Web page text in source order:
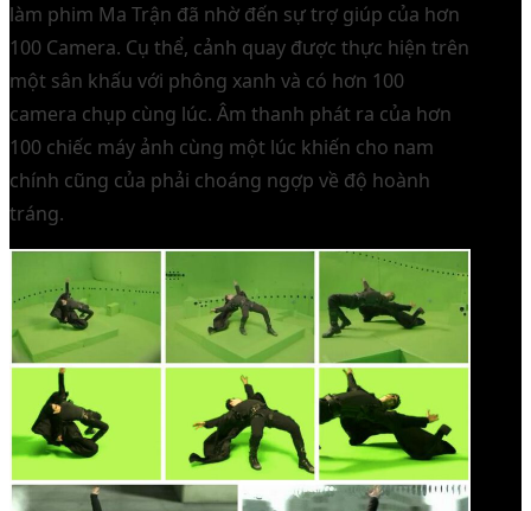
làm phim Ma Trận đã nhờ đến sự trợ giúp của hơn
100 Camera. Cụ thể, cảnh quay được thực hiện trên
một sân khấu với phông xanh và có hơn 100
camera chụp cùng lúc. Âm thanh phát ra của hơn
100 chiếc máy ảnh cùng một lúc khiến cho nam
chính cũng của phải choáng ngợp về độ hoành
tráng.